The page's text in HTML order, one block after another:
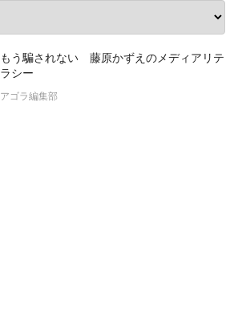
もう騙されない 藤原かずえのメディアリテ
ラシー
アゴラ編集部